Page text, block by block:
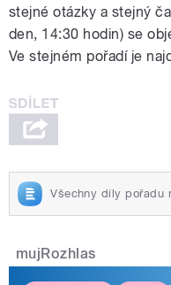
stejné otázky a stejný
den, 14:30 hodin) se
Ve stejném pořadí je
Všechny díly pořadu
mujRozhlas